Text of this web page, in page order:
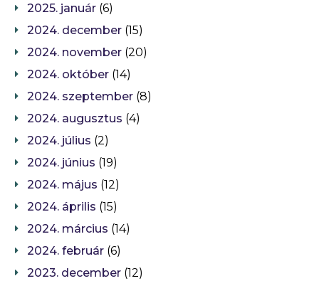
2025. január (6)
2024. december (15)
2024. november (20)
2024. október (14)
2024. szeptember (8)
2024. augusztus (4)
2024. július (2)
2024. június (19)
2024. május (12)
2024. április (15)
2024. március (14)
2024. február (6)
2023. december (12)